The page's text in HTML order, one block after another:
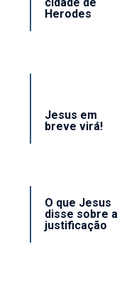
cidade de
Herodes
Jesus em
breve virá!
O que Jesus
disse sobre a
justificação